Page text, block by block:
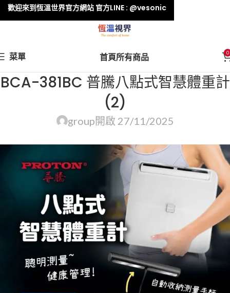
菜單 首頁所有商品 0
BCA-381BC 普騰八點式智慧體重計
(2)
group開啟 27/11/2025
歡迎來到恆溫世界官方網站 官方LINE : @vesonic